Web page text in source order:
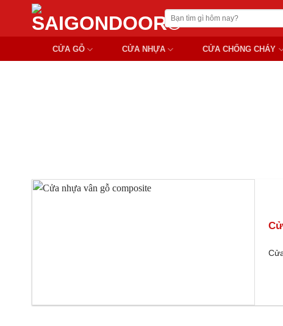
Chuyển
nội
Tìm
kiếm:
CỬA GỖ CỬA NHỰA CỬA CHỐNG CHÁY